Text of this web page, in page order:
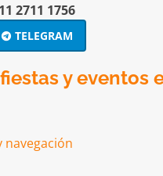
2711 1756
TELEGRAM
y eventos